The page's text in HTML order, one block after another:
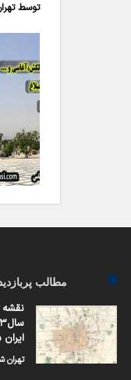
توسط
مطالب
تهران